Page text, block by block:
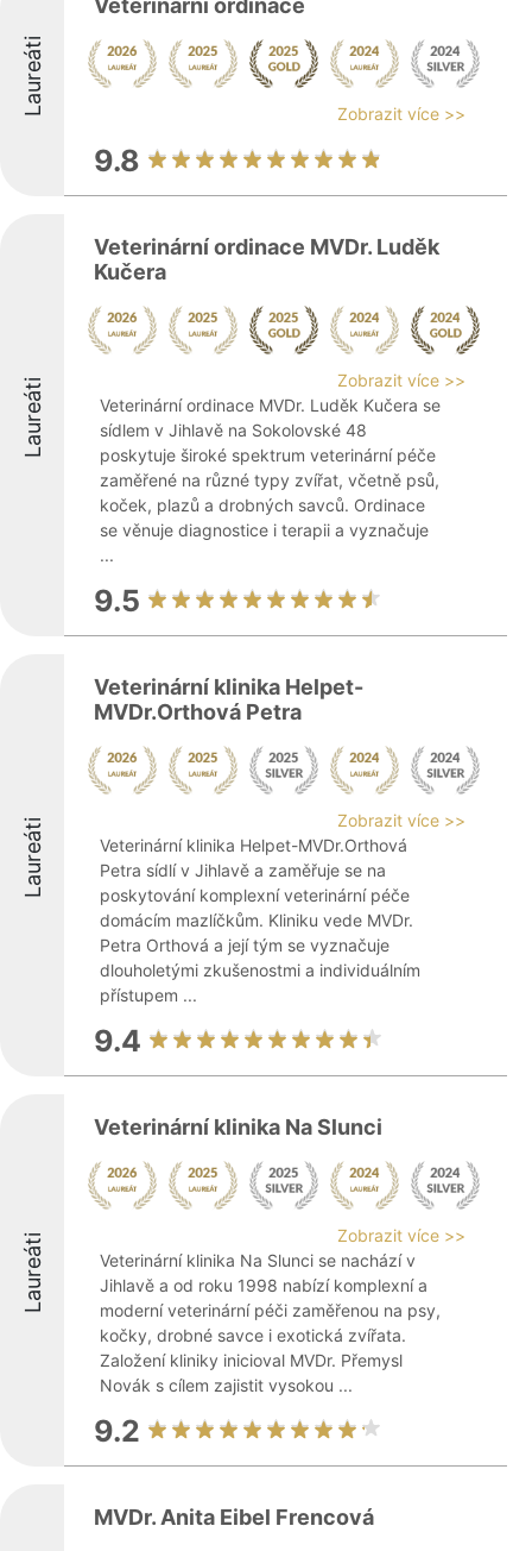
Laureáti
Veterinární ordinace
Zobrazit více >>
9.8
Laureáti
Veterinární ordinace MVDr. Luděk
Kučera
Zobrazit více >>
Veterinární ordinace MVDr. Luděk Kučera se
sídlem v Jihlavě na Sokolovské 48
poskytuje široké spektrum veterinární péče
zaměřené na různé typy zvířat, včetně psů,
koček, plazů a drobných savců. Ordinace
se věnuje diagnostice i terapii a vyznačuje
...
9.5
Laureáti
Veterinární klinika Helpet-
MVDr.Orthová Petra
Zobrazit více >>
Veterinární klinika Helpet-MVDr.Orthová
Petra sídlí v Jihlavě a zaměřuje se na
poskytování komplexní veterinární péče
domácím mazlíčkům. Kliniku vede MVDr.
Petra Orthová a její tým se vyznačuje
dlouholetými zkušenostmi a individuálním
přístupem ...
9.4
Laureáti
Veterinární klinika Na Slunci
Zobrazit více >>
Veterinární klinika Na Slunci se nachází v
Jihlavě a od roku 1998 nabízí komplexní a
moderní veterinární péči zaměřenou na psy,
kočky, drobné savce i exotická zvířata.
Založení kliniky inicioval MVDr. Přemysl
Novák s cílem zajistit vysokou ...
9.2
MVDr. Anita Eibel Frencová